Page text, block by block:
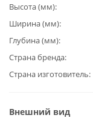
Высота (мм)
Ширина (мм)
Глубина (мм)
Страна бренда
Страна изготовитель
Внешний вид